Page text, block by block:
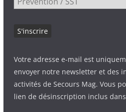
Votre adresse e-mail est
envoyer notre newsletter et des
activités de Secours Mag. Vous
lien de désinscription inclus